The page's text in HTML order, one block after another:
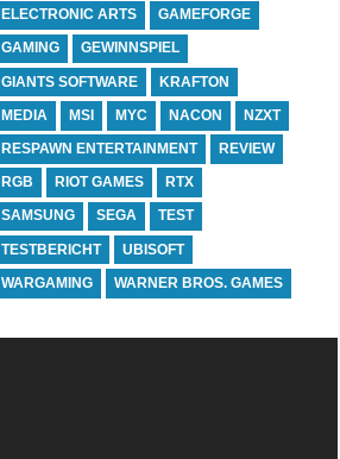
ELECTRONIC ARTS GAMEFORGE
GAMING GEWINNSPIEL
GIANTS SOFTWARE KRAFTON
MEDIA MSI MYC NACON NZXT
RESPAWN ENTERTAINMENT REVIEW
RGB RIOT GAMES RTX
SAMSUNG SEGA TEST
TESTBERICHT UBISOFT
WARGAMING WARNER BROS. GAMES